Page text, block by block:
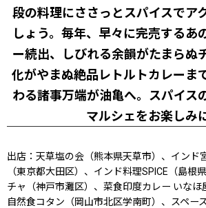
段の料理にささっとスパイスでア
しょう。毎年、早々に完売するあ
ー続出、しびれる余韻がたまらぬ
化がやまぬ絶品レトルトカレーま
わる諸事万端が油亀へ。スパイス
マルシェをお楽しみ
出店：天草塩の会（熊本県天草市）、インド
（東京都大田区）、インド料理SPICE（島根
チャ（神戸市灘区）、菜食印度カレー いなほ
自然食コタン（岡山市北区学南町）、スペー